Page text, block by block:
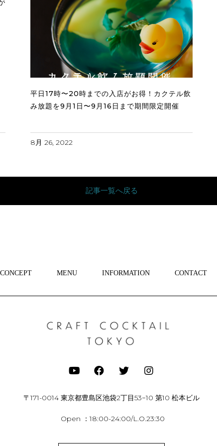
平日17時〜20時までの入店がお得！カクテル飲
み放題を9月1日〜9月16日まで期間限定開催
8月 26, 2022
記事一覧へ戻る
CONCEPT MENU INFORMATION CONTACT
〒171-0014 東京都豊島区池袋2丁目53−10 第10 松本ビル
Open ：18:00-24:00/L.O.23:30